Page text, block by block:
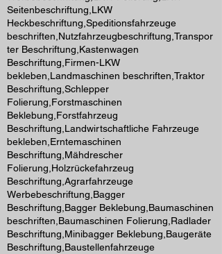
Seitenbeschriftung,LKW
Heckbeschriftung,Speditionsfahrzeuge
beschriften,Nutzfahrzeugbeschriftung,Transpor
ter Beschriftung,Kastenwagen
Beschriftung,Firmen-LKW
bekleben,Landmaschinen beschriften,Traktor
Beschriftung,Schlepper
Folierung,Forstmaschinen
Beklebung,Forstfahrzeug
Beschriftung,Landwirtschaftliche Fahrzeuge
bekleben,Erntemaschinen
Beschriftung,Mähdrescher
Folierung,Holzrückefahrzeug
Beschriftung,Agrarfahrzeuge
Werbebeschriftung,Bagger
Beschriftung,Bagger Beklebung,Baumaschinen
beschriften,Baumaschinen Folierung,Radlader
Beschriftung,Minibagger Beklebung,Baugeräte
Beschriftung,Baustellenfahrzeuge